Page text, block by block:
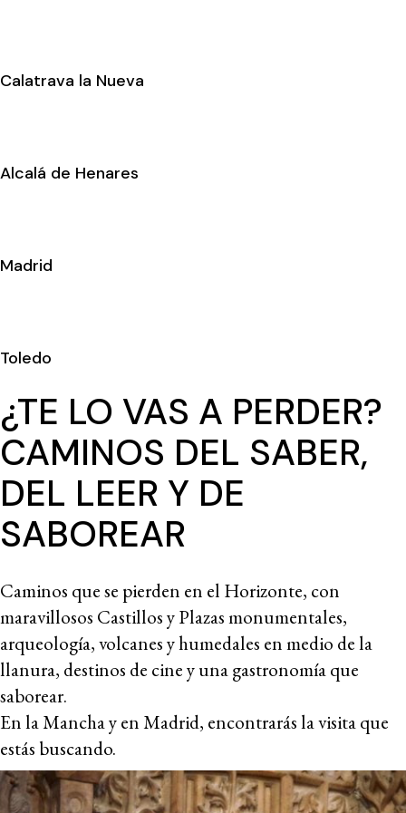
Calatrava la Nueva
Alcalá de Henares
Madrid
Toledo
¿TE LO VAS A PERDER?
CAMINOS DEL SABER,
DEL LEER Y DE
SABOREAR
Caminos que se pierden en el Horizonte, con
maravillosos Castillos y Plazas monumentales,
arqueología, volcanes y humedales en medio de la
llanura, destinos de cine y una gastronomía que
saborear.
En la Mancha y en Madrid, encontrarás la visita que
estás buscando.